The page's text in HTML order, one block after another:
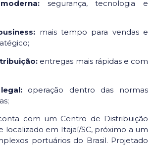
segurança, tecnologia e
mais tempo para vendas e
entregas mais rápidas e com
operação dentro das normas
com um Centro de Distribuição
localizado em Itajaí/SC, próximo a um
portuários do Brasil. Projetado